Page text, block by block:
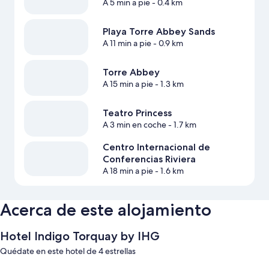
A 5 min a pie- 0.4 km
Playa Torre Abbey Sands
A 11 min a pie- 0.9 km
Torre Abbey
A 15 min a pie- 1.3 km
Teatro Princess
A 3 min en coche- 1.7 km
Centro Internacional de
Conferencias Riviera
A 18 min a pie- 1.6 km
Acerca de este alojamiento
Hotel Indigo Torquay by IHG
Quédate en este hotel de 4 estrellas